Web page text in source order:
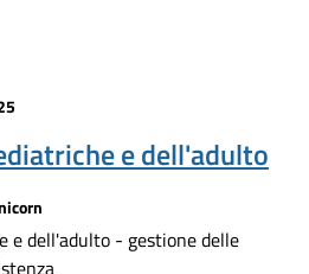
e dell'adulto
e dell'adulto - gestione delle